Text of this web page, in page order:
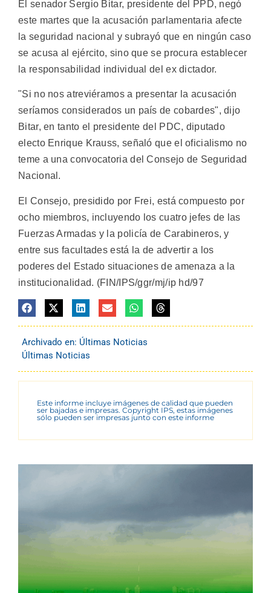
El senador Sergio Bitar, presidente del PPD, negó
este martes que la acusación parlamentaria afecte
la seguridad nacional y subrayó que en ningún caso
se acusa al ejército, sino que se procura establecer
la responsabilidad individual del ex dictador.
"Si no nos atreviéramos a presentar la acusación
seríamos considerados un país de cobardes", dijo
Bitar, en tanto el presidente del PDC, diputado
electo Enrique Krauss, señaló que el oficialismo no
teme a una convocatoria del Consejo de Seguridad
Nacional.
El Consejo, presidido por Frei, está compuesto por
ocho miembros, incluyendo los cuatro jefes de las
Fuerzas Armadas y la policía de Carabineros, y
entre sus facultades está la de advertir a los
poderes del Estado situaciones de amenaza a la
institucionalidad. (FIN/IPS/ggr/mj/ip hd/97
Archivado en: Últimas Noticias
Últimas Noticias
Este informe incluye imágenes de calidad que pueden
ser bajadas e impresas. Copyright IPS, estas imágenes
sólo pueden ser impresas junto con este informe